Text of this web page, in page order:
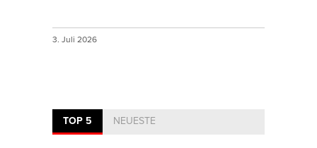
3. Juli 2026
TOP 5 NEUESTE